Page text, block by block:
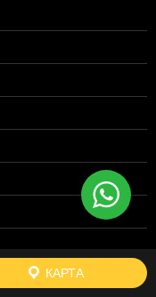
КАРТА